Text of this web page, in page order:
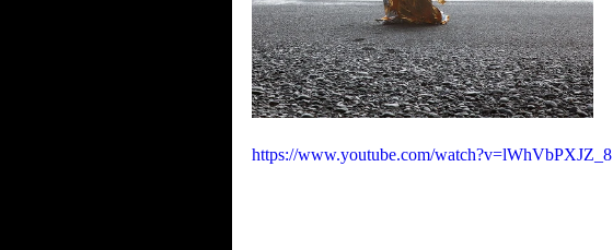
https://www.youtube.com/watch?v=lWhVbPXJZ_8